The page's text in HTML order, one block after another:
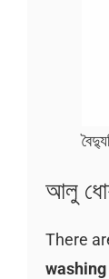
আলু
There